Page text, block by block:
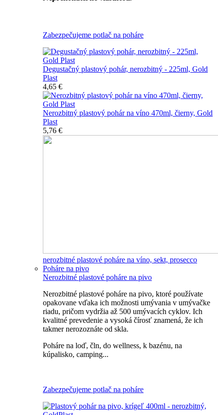
Zabezpečujeme potlač na poháre
Degustačný plastový pohár, nerozbitný - 225ml, Gold
Plast
4,65 €
Nerozbitný plastový pohár na víno 470ml, čierny, Gold
Plast
5,76 €
nerozbitné plastové poháre na víno, sekt, prosecco
Poháre na pivo
Nerozbitné plastové poháre na pivo
Nerozbitné plastové poháre na pivo, ktoré používate
opakovane vďaka ich možnosti umývania v umývačke
riadu, pričom vydržia až 500 umývacích cyklov. Ich
kvalitné prevedenie a vysoká čírosť znamená, že ich
takmer nerozoznáte od skla.
Poháre na loď, čln, do wellness, k bazénu, na
kúpalisko, camping...
Zabezpečujeme potlač na poháre